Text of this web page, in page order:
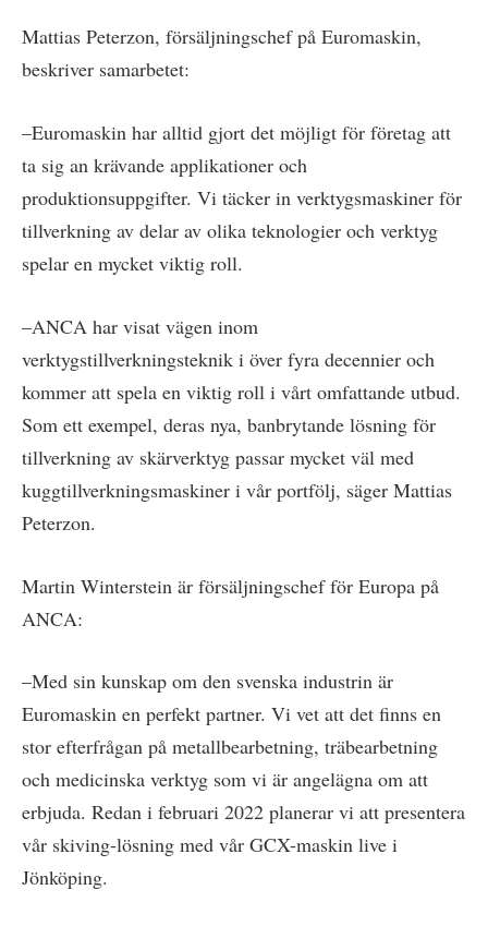
Mattias Peterzon, försäljningschef på Euromaskin,
beskriver samarbetet:
–Euromaskin har alltid gjort det möjligt för företag att
ta sig an krävande applikationer och
produktionsuppgifter. Vi täcker in verktygsmaskiner för
tillverkning av delar av olika teknologier och verktyg
spelar en mycket viktig roll.
–ANCA har visat vägen inom
verktygstillverkningsteknik i över fyra decennier och
kommer att spela en viktig roll i vårt omfattande utbud.
Som ett exempel, deras nya, banbrytande lösning för
tillverkning av skärverktyg passar mycket väl med
kuggtillverkningsmaskiner i vår portfölj, säger Mattias
Peterzon.
Martin Winterstein är försäljningschef för Europa på
ANCA:
–Med sin kunskap om den svenska industrin är
Euromaskin en perfekt partner. Vi vet att det finns en
stor efterfrågan på metallbearbetning, träbearbetning
och medicinska verktyg som vi är angelägna om att
erbjuda. Redan i februari 2022 planerar vi att presentera
vår skiving-lösning med vår GCX-maskin live i
Jönköping.